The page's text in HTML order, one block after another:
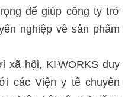
để giúp công ty trở
nghiệp về sản phẩm
hội, KI‧WORKS duy
các Viện y tế chuyên